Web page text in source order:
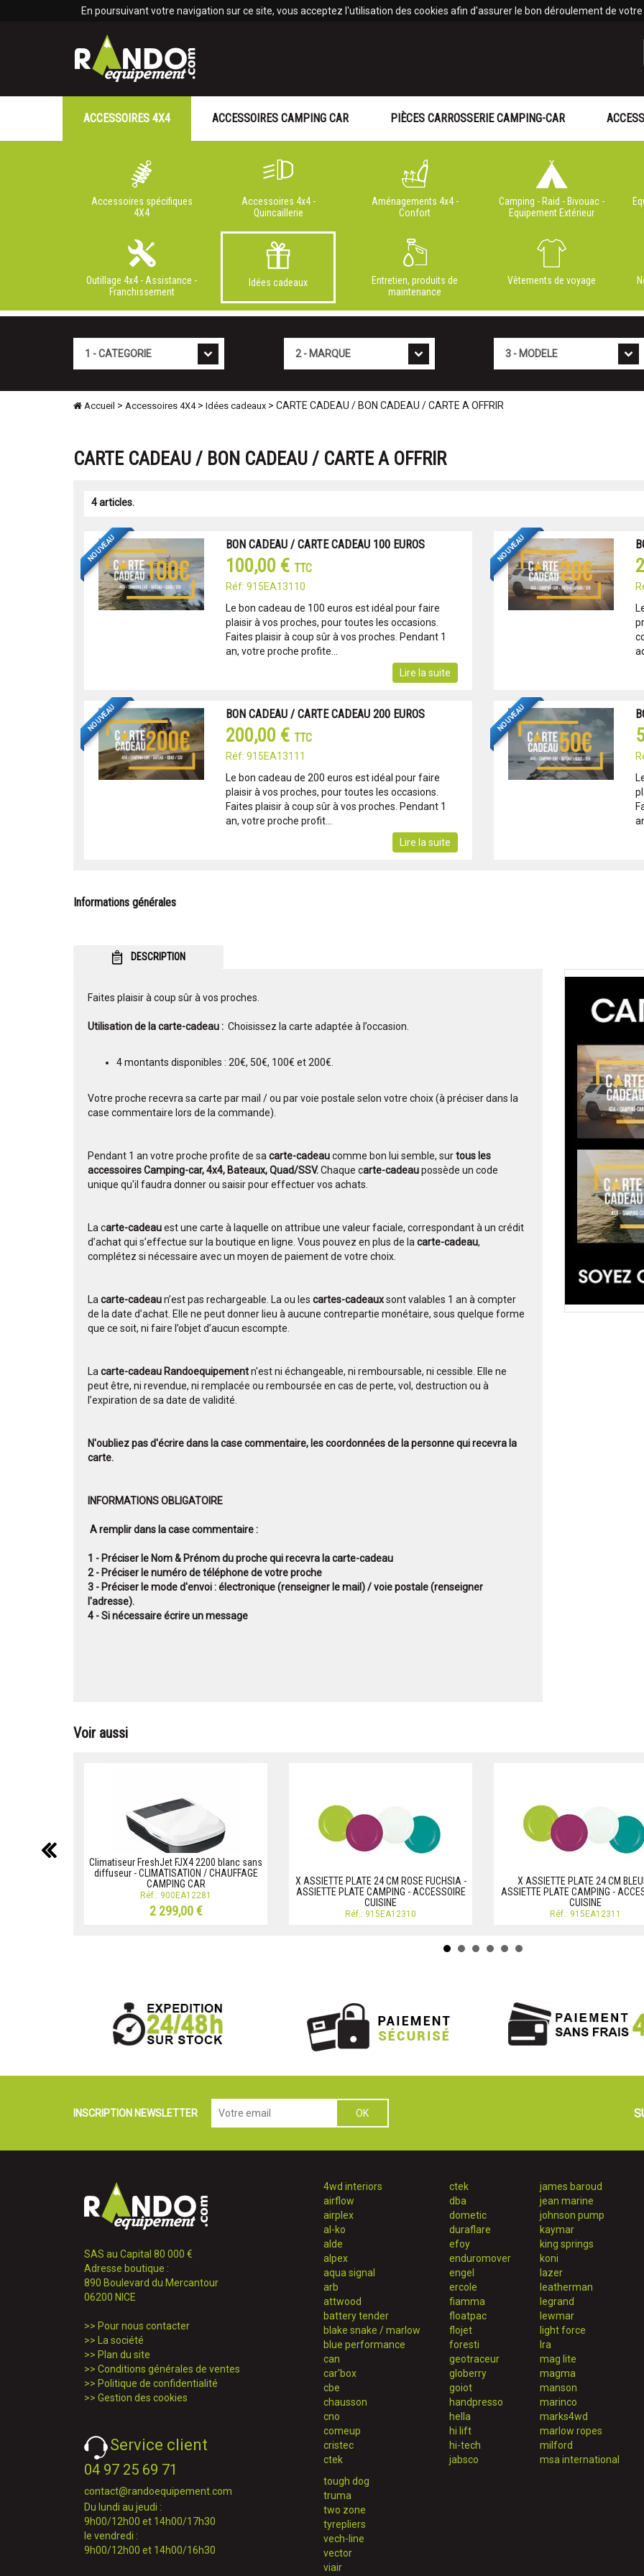
En poursuivant votre navigation sur ce site, vous acceptez l'utilisation des cookies afin d'assurer le bon déroulement de
ACCESSOIRES 4X4
Accessoires spécifiques
4X4
Accessoires 4x4 -
Quincaillerie
Aménagements 4x4 -
Confort
Camping - Raid - Bivouac -
Equipement Extérieur
Outillage 4x4 - Assistance -
Franchissement
Idées cadeaux
Entretien, produits de
maintenance
Vêtements de voyage
ACCESSOIRES CAMPING CAR PIÈCES CARROSSERIE CAMPING-CAR
Accueil > Accessoires 4X4> Idées cadeaux > CARTE CADEAU / BON CADEAU / CARTE A OFFRIR
CARTE CADEAU / BON CADEAU / CARTE A OFFRIR
4 articles.
NOUVEAU BON CADEAU / CARTE CADEAU 100 EUROS
100,00 € TTC
Réf: 915EA13110
Le bon cadeau de 100 euros est idéal pour faire
plaisir à vos proches, pour toutes les occasions.
Faites plaisir à coup sûr à vos proches. Pendant 1
an, votre proche profite...
Lire la suite
NOUVEAU
NOUVEAU BON CADEAU / CARTE CADEAU 200 EUROS
200,00 € TTC
Réf: 915EA13111
Le bon cadeau de 200 euros est idéal pour faire
plaisir à vos proches, pour toutes les occasions.
Faites plaisir à coup sûr à vos proches. Pendant 1
an, votre proche profit...
Lire la suite
NOUVEAU
Informations générales
DESCRIPTION
Faites plaisir à coup sûr à vos proches.
Utilisation de la carte-cadeau : Choisissez la carte adaptée à l’occasion.
4 montants disponibles : 20€, 50€, 100€ et 200€.
Votre proche recevra sa carte par mail / ou par voie postale selon votre choix (à préciser dans la
case commentaire lors de la commande).
Pendant 1 an votre proche profite de sacarte-cadeaucomme bon lui semble, surtous les
accessoires Camping-car, 4x4, Bateaux, Quad/SSV.Chaque carte-cadeaupossède un code
unique qu'il faudra donner ou saisir pour effectuer vos achats.
La carte-cadeauest une carte à laquelle on attribue une valeur faciale, correspondant à un crédit
d’achat qui s’effectue sur la boutique en ligne. Vous pouvez en plus de lacarte-cadeau,
complétez si nécessaire avec un moyen de paiement de votre choix.
Lacarte-cadeaun’est pas rechargeable. La ou les cartes-cadeauxsont valables 1 an à compter
de la date d’achat. Elle ne peut donner lieu à aucune contrepartie monétaire, sous quelque forme
que ce soit, ni faire l’objet d’aucun escompte.
Lacarte-cadeau Randoequipementn'est ni échangeable, ni remboursable, ni cessible. Elle ne
peut être, ni revendue, ni remplacée ou remboursée en cas de perte, vol, destruction ou à
l’expiration de sa date de validité.
N'oubliez pas d'écrire dans la case commentaire, les coordonnées de la personne qui recevra la
carte.
INFORMATIONS OBLIGATOIRE
A remplir dans la case commentaire :
1 - Préciser le Nom & Prénom du proche qui recevra la carte-cadeau
2 - Préciser le numéro de téléphone de votre proche
3 - Préciser le mode d'envoi : électronique (renseigner le mail) / voie postale (renseigner
l'adresse).
4 - Si nécessaire écrire un message
Voir aussi
Climatiseur FreshJet FJX4 2200 blanc sans
diffuseur - CLIMATISATION / CHAUFFAGE
CAMPING CAR
Réf.: 900EA12281
2 299,00 €
X ASSIETTE PLATE 24 CM ROSE FUCHSIA -
ASSIETTE PLATE CAMPING - ACCESSOIRE
CUISINE
Réf.: 915EA12310
X ASSIETTE PLATE 24 CM
ASSIETTE PLATE CAMPING -
CUISINE
Réf.: 915EA12311
précédent
INSCRIPTION NEWSLETTER
SAS au Capital 80 000 €
Adresse boutique :
890 Boulevard du Mercantour
06200 NICE
>> Pour nous contacter
>> La société
>> Plan du site
>> Conditions générales de ventes
>> Politique de confidentialité
>> Gestion des cookies
Service client
04 97 25 69 71
contact@randoequipement.com
Du lundi au jeudi :
9h00/12h00 et 14h00/17h30
le vendredi :
9h00/12h00 et 14h00/16h30
4wd interiors
airflow
airplex
al-ko
alde
alpex
aqua signal
arb
attwood
battery tender
blake snake / marlow
blue performance
can
car'box
cbe
chausson
cno
comeup
cristec
ctek
ctek
dba
dometic
duraflare
efoy
enduromover
engel
ercole
fiamma
floatpac
flojet
foresti
geotraceur
globerry
goiot
handpresso
hella
hi lift
hi-tech
jabsco
james baroud
jean marine
johnson pump
kaymar
king springs
koni
lazer
leatherman
legrand
lewmar
light force
lra
mag lite
magma
manson
marinco
marks4wd
marlow ropes
milford
msa international
tough dog
truma
two zone
tyrepliers
vech-line
vector
viair
Panneau de gestion des cookies